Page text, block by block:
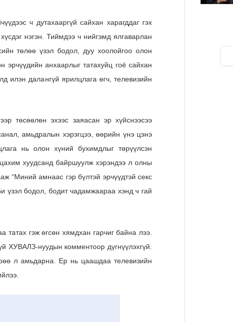
ч дутахааргүй сайхан харагддаг гэх
нэгэн. Тиймдээ ч нийгэмд ялгаварлан
төлөө үзэл бодол, дуу хоолойгоо олон
эрчүүдийн анхаарлыг татахуйц гоё сайхан
илэн далангүй ярилцлага өгч, телевизийн
төсөөлөн эхээс заяасан эр хүйснээсээ
амьдралын хэрэгцээ, өөрийн үнэ цэнэ
нь олон хүний бухимдлыг төрүүлсэн
хуудсанд байршуулж хэрэндээ л олны
“Миний амнаас гэр бүлтэй эрчүүдтэй секс
үзэл бодол, бодит чадамжаараа хэнд ч гай
татах гэж өгсөн хямдхан гарчиг байна лээ.
ХУВАЛЗ-нуудын комментоор дүгнүүлэхгүй.
л амьдарна. Ер нь цаашдаа телевизийн